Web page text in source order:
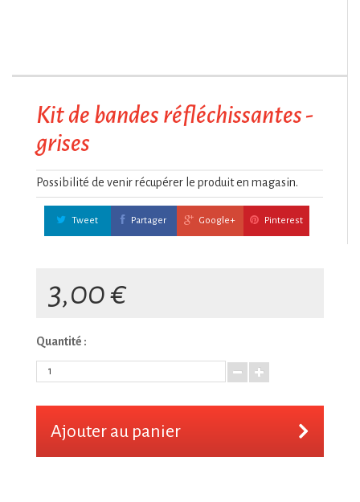
Kit de bandes réfléchissantes -
grises
Possibilité de venir récupérer le produit en magasin.
Tweet Partager Google+ Pinterest
3,00 €
Quantité :
Ajouter au panier